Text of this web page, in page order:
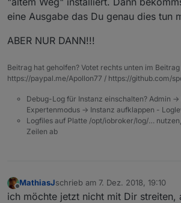
eine Ausgabe das Du genau dies tun
ABER NUR DANN!!!
Beitrag hat geholfen? Votet rechts unten im Beitrag
https://paypal.me/Apollon77 / https://github.com/
Debug-Log für Instanz einschalten? Admin ->
Expertenmodus -> Instanz aufklappen -
Logfiles auf Platte /opt/iobroker/log/…
Zeilen ab
Offline
MathiasJschrieb am 7. Dez. 2018, 19:10
zuletzt editiert von
ich möchte jetzt nicht mit Dir streiten,